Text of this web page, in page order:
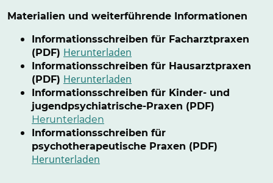
Materialien und weiterführende Informationen
Informationsschreiben für Facharztpraxen
(PDF) Herunterladen
Informationsschreiben für Hausarztpraxen
(PDF) Herunterladen
Informationsschreiben für Kinder- und
jugendpsychiatrische-Praxen (PDF)
Herunterladen
Informationsschreiben für
psychotherapeutische Praxen (PDF)
Herunterladen